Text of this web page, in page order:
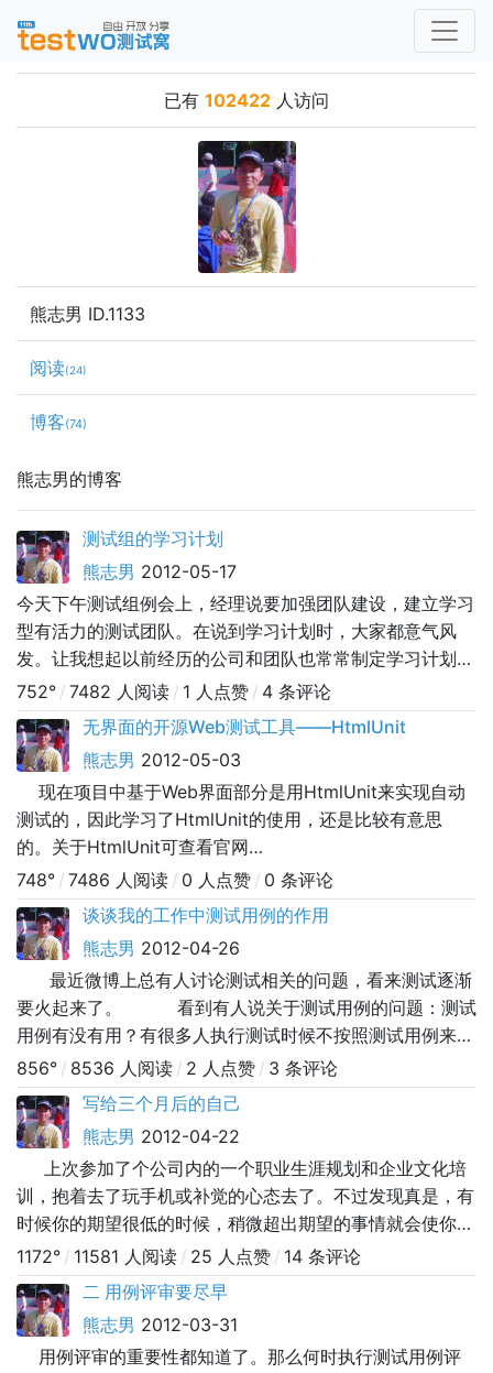
已有 102422 人访问
熊志男 ID.1133
阅读(24)
博客(74)
熊志男的博客
测试组的学习计划
熊志男 2012-05-17
今天下午测试组例会上，经理说要加强团队建设，建立学习
型有活力的测试团队。在说到学习计划时，大家都意气风
发。让我想起以前经历的公司和团队也常常制定学习计划。
真正坚持下来的却不多。 团队学习的真正目的是什么？ 为
了做给领导看，让领导看到我们团队的进步和成绩？如果完
全为了这个目的，就完全走上邪路了。最终成就的可能是
leader，浪费的是大家的时间和精力。那么如果在团队成员
能够学习成长的同时，并能让领导也
752° / 7482 人阅读 / 1 人点赞 / 4 条评论
无界面的开源Web测试工具——HtmlUnit
熊志男 2012-05-03
现在项目中基于Web界面部分是用HtmlUnit来实现自动
测试的，因此学习了HtmlUnit的使用，还是比较有意思
的。关于HtmlUnit可查看官网
http://htmlunit.sourceforge.net/ 或者测试百科
http://www.testwo.com/space-wiki-id-94.html。
748° / 7486 人阅读 / 0 人点赞 / 0 条评论
谈谈我的工作中测试用例的作用
熊志男 2012-04-26
最近微博上总有人讨论测试相关的问题，看来测试逐渐
要火起来了。 看到有人说关于测试用例的问题：测试
用例有没有用？有很多人执行测试时候不按照测试用例来执
行，用例形同虚设，岂不是白费功夫。 测试用例肯定是
有用的，按照
856° / 8536 人阅读 / 2 人点赞 / 3 条评论
写给三个月后的自己
熊志男 2012-04-22
上次参加了个公司内的一个职业生涯规划和企业文化培
训，抱着去了玩手机或补觉的心态去了。不过发现真是，有
时候你的期望很低的时候，稍微超出期望的事情就会使你兴
趣盎然。那么这次培训也是这样了，培训师很努力，很实
在，虽然有些观点并不太赞同，但是我还是认真参与完了2
个小时的培训课程。 最后，留了一个作业，是“写给三个
月后的自己”。&
1172° / 11581 人阅读 / 25 人点赞 / 14 条评论
二 用例评审要尽早
熊志男 2012-03-31
用例评审的重要性都知道了。那么何时执行测试用例评